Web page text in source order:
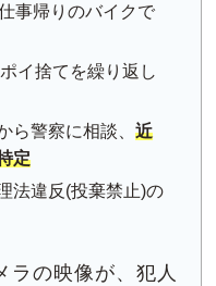
事帰りのバイクで
イ捨てを繰り返し
ら警察に相談、近
定
法違反(投棄禁止)の
ラの映像が、犯人